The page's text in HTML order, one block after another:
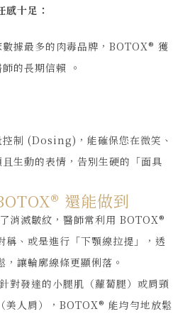
十足：
據最多的肉毒品牌，BOTOX® 獲
的長期信賴 。
制 (Dosing)，能確保您在微笑、
生動的表情，告別生硬的「面具
還能做到
消滅皺紋，醫師常利用 BOTOX®
稱、或是進行「下顎線拉提」，透
，讓輪廓線條更顯俐落。
針對發達的小腿肌（蘿蔔腿）或肩頸
美人肩），BOTOX® 能均勻地放鬆